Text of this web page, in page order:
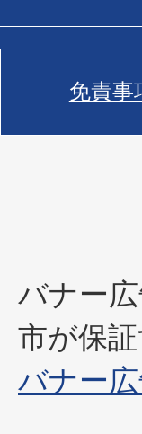
免責事
バナー
市が保
バナー